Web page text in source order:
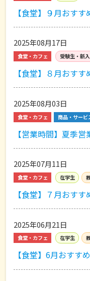
【食堂】９月おすす
2025年08月17日
食堂・カフェ 受験生・新
【食堂】８月おすす
2025年08月03日
食堂・カフェ 商品・サービ
【営業時間】夏季
2025年07月11日
食堂・カフェ 在学生
【食堂】７月おす
2025年06月21日
食堂・カフェ 在学生
【食堂】6月おすす